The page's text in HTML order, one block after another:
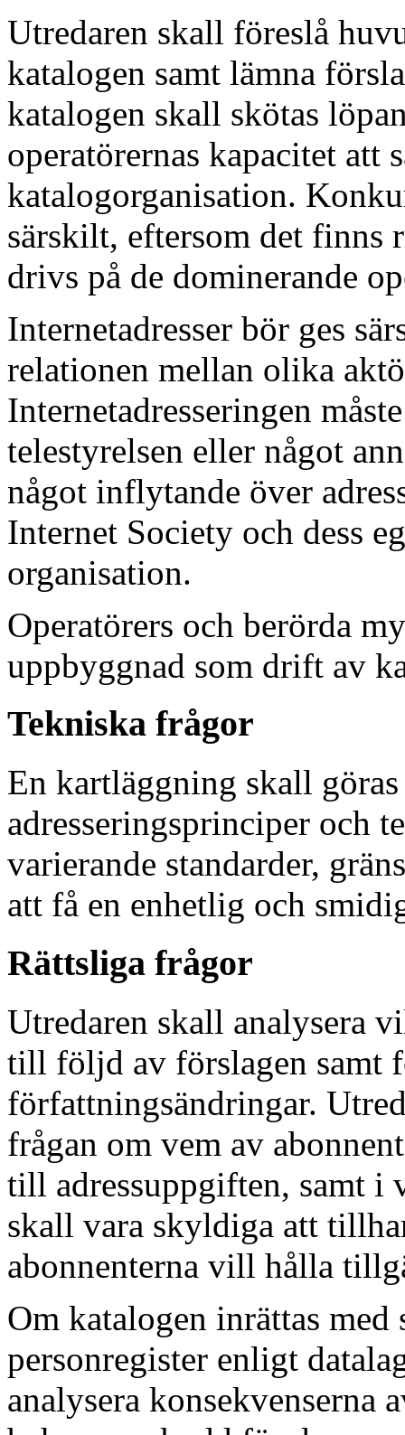
Utredaren skall föreslå
katalogen samt lämna
katalogen skall skötas
operatörernas kapacitet att
katalogorganisation.
särskilt, eftersom det finns
drivs på de dominerande
Internetadresser bör ges
relationen mellan olika
Internetadresseringen
telestyrelsen eller något
något inflytande över
Internet Society och dess
organisation.
Operatörers och berörda
uppbyggnad som drift av
Tekniska frågor
En kartläggning skall
adresseringsprinciper och
varierande standarder,
att få en enhetlig och
Rättsliga frågor
Utredaren skall analysera
till följd av förslagen samt
författningsändringar.
frågan om vem av
till adressuppgiften, samt i
skall vara skyldiga att
abonnenterna vill hålla
Om katalogen inrättas
personregister enligt
analysera konsekvenserna